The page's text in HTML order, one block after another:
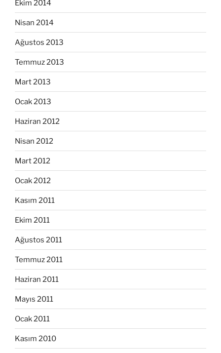
Ekim 2014
Nisan 2014
Ağustos 2013
Temmuz 2013
Mart 2013
Ocak 2013
Haziran 2012
Nisan 2012
Mart 2012
Ocak 2012
Kasım 2011
Ekim 2011
Ağustos 2011
Temmuz 2011
Haziran 2011
Mayıs 2011
Ocak 2011
Kasım 2010